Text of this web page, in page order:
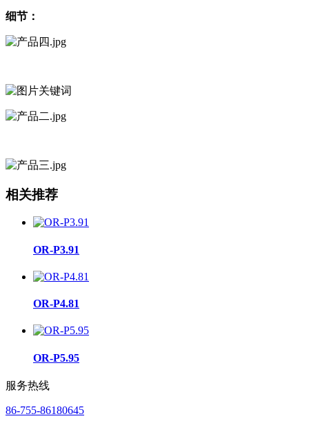
细节：
相关推荐
OR-P3.91
OR-P4.81
OR-P5.95
服务热线
86-755-86180645